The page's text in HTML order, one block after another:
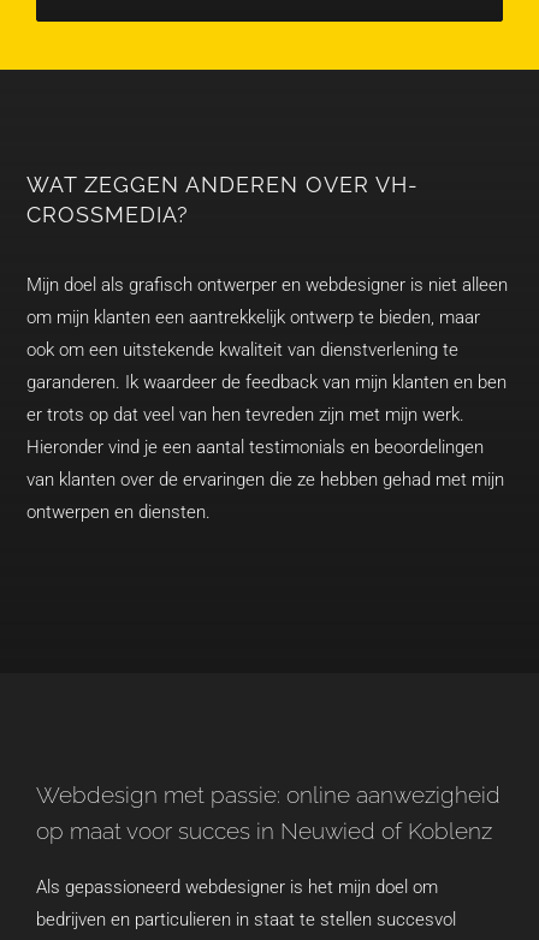
WAT ZEGGEN ANDEREN OVER VH-
CROSSMEDIA?
Mijn doel als grafisch ontwerper en webdesigner is niet alleen
om mijn klanten een aantrekkelijk ontwerp te bieden, maar
ook om een uitstekende kwaliteit van dienstverlening te
garanderen. Ik waardeer de feedback van mijn klanten en ben
er trots op dat veel van hen tevreden zijn met mijn werk.
Hieronder vind je een aantal testimonials en beoordelingen
van klanten over de ervaringen die ze hebben gehad met mijn
ontwerpen en diensten.
Webdesign met passie: online aanwezigheid
op maat voor succes in Neuwied of Koblenz
Als gepassioneerd webdesigner is het mijn doel om
bedrijven en particulieren in staat te stellen succesvol